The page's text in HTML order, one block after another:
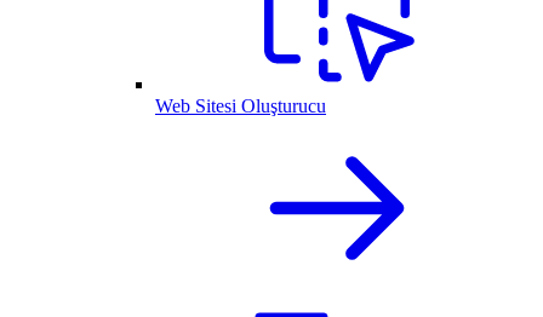
Web Sitesi Oluşturucu